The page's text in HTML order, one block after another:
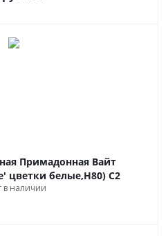
Примадонная Вайт
цветки белые,Н80) С2
в наличии